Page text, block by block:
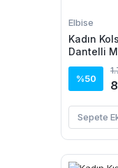
Elbise
Kadın
Dantelli
Elbise
%50
Sepete